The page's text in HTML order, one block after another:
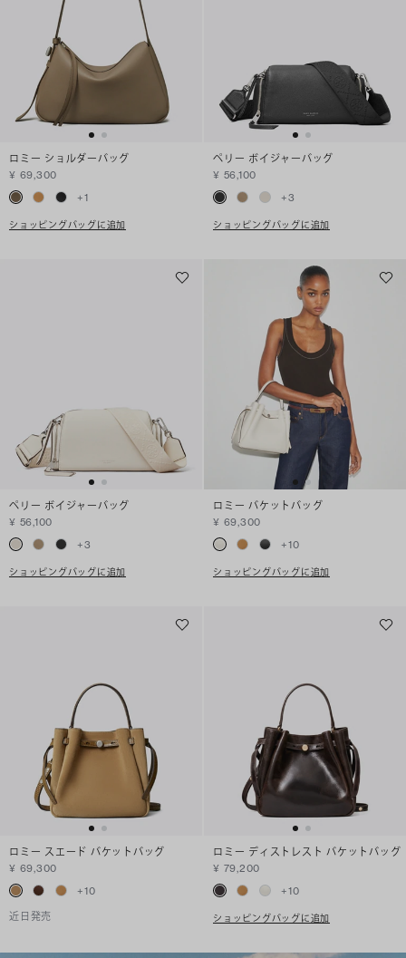
ロミー ショルダーバッグ
¥ 69,300
+1
ショッピングバッグに追加
ペリー ボイジャーバッグ
¥ 56,100
+3
ショッピングバッグに追加
ペリー ボイジャーバッグ
¥ 56,100
+3
ショッピングバッグに追加
ロミー バケットバッグ
¥ 69,300
+10
ショッピングバッグに追加
ロミー スエード バケットバッグ
¥ 69,300
+10
近日発売
ロミー ディストレスト バケットバッグ
¥ 79,200
+10
ショッピングバッグに追加